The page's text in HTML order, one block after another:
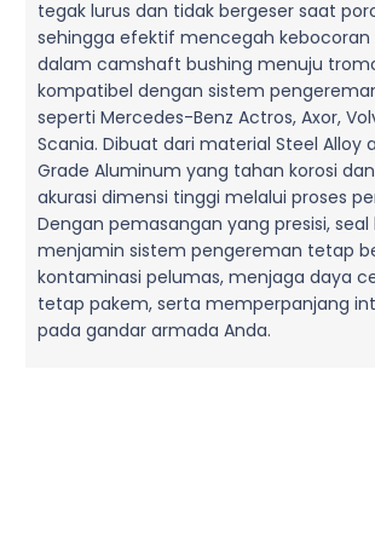
tegak lurus dan tidak bergeser saat
sehingga efektif mencegah kebocoran
dalam camshaft bushing menuju
kompatibel dengan sistem
seperti Mercedes-Benz Actros, Axor,
Scania. Dibuat dari material Steel Alloy
Grade Aluminum yang tahan korosi
akurasi dimensi tinggi melalui proses
Dengan pemasangan yang presisi, seal
menjamin sistem pengereman tetap
kontaminasi pelumas, menjaga daya
tetap pakem, serta memperpanjang
pada gandar armada Anda.